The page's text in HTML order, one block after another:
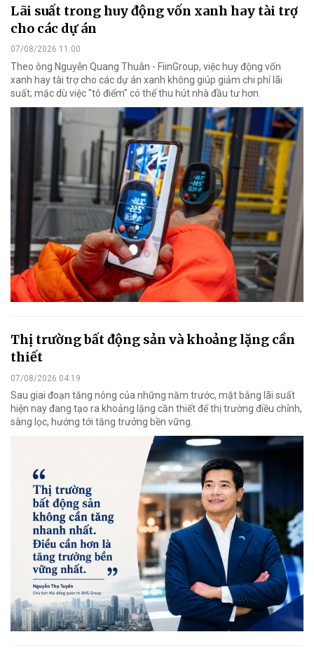
Lãi suất trong huy động vốn xanh hay tài trợ
cho các dự án
07/08/2026 11:00
Theo ông Nguyễn Quang Thuân - FiinGroup, việc huy động vốn
xanh hay tài trợ cho các dự án xanh không giúp giảm chi phí lãi
suất; mặc dù việc "tô điểm" có thể thu hút nhà đầu tư hơn.
Thị trường bất động sản và khoảng lặng cần
thiết
07/08/2026 04:19
Sau giai đoạn tăng nóng của những năm trước, mặt bằng lãi suất
hiện nay đang tạo ra khoảng lặng cần thiết để thị trường điều chỉnh,
sàng lọc, hướng tới tăng trưởng bền vững.